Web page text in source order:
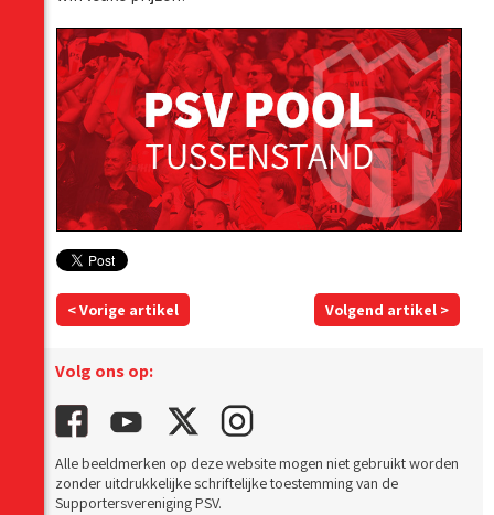
< Vorige artikel Volgend artikel >
Volg ons op:
Alle beeldmerken op deze website mogen niet gebruikt worden
zonder uitdrukkelijke schriftelijke toestemming van de
Supportersvereniging PSV.